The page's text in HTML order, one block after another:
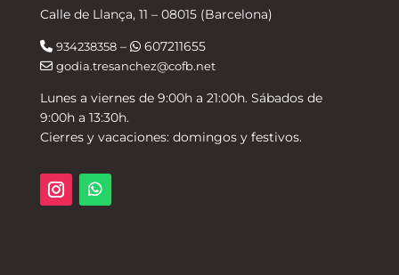
Calle de Llança, 11 – 08015 (Barcelona)
934238358– 607211655
godia.tresanchez@cofb.net
Lunes a viernes de 9:00h a 21:00h. Sábados de
9:00h a 13:30h.
Cierres y vacaciones: domingos y festivos.